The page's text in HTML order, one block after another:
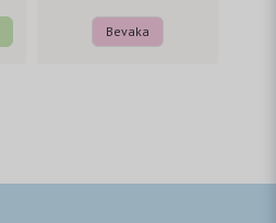
Bevaka